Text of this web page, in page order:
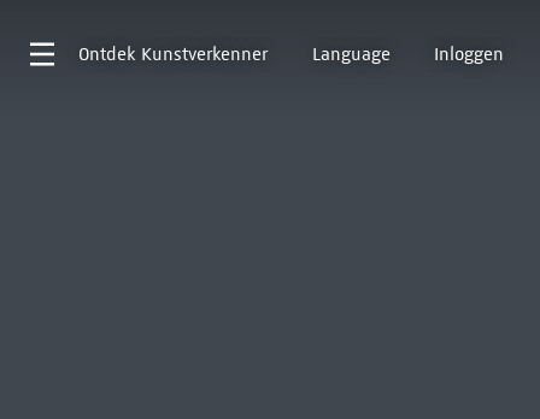
Ontdek Kunstverkenner Language Inloggen